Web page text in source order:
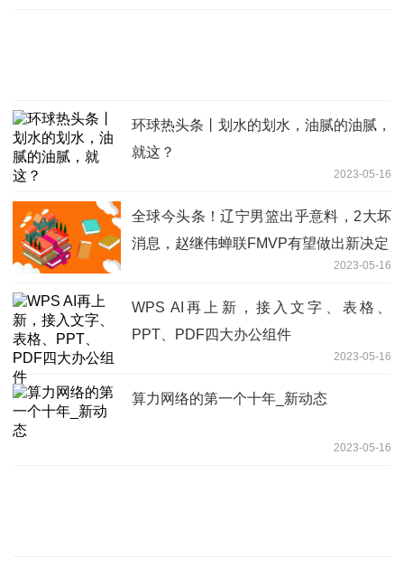
环球热头条丨划水的划水，油腻的油腻，
就这？
2023-05-16
全球今头条！辽宁男篮出乎意料，2大坏
消息，赵继伟蝉联FMVP有望做出新决定
2023-05-16
WPS AI再上新，接入文字、表格、
PPT、PDF四大办公组件
2023-05-16
算力网络的第一个十年_新动态
2023-05-16